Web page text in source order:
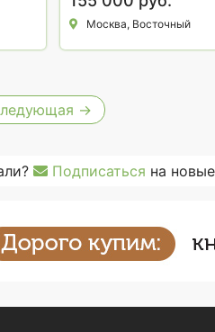
Москва, Восточный
→
Подписаться на